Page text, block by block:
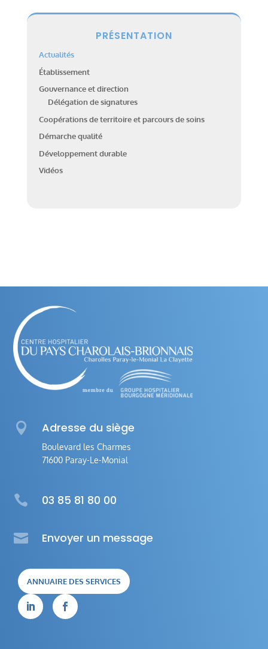
PRÉSENTATION
Actualités
Établissement
Gouvernance et direction
Délégation de signatures
Coopérations de territoire et parcours de soins
Démarche qualité
Développement durable
Vidéos
 Adresse du siège
Boulevard les Charmes
71600 Paray-Le-Monial
 03 85 81 80 00
 Envoyer un message
ANNUAIRE DES SERVICES
 